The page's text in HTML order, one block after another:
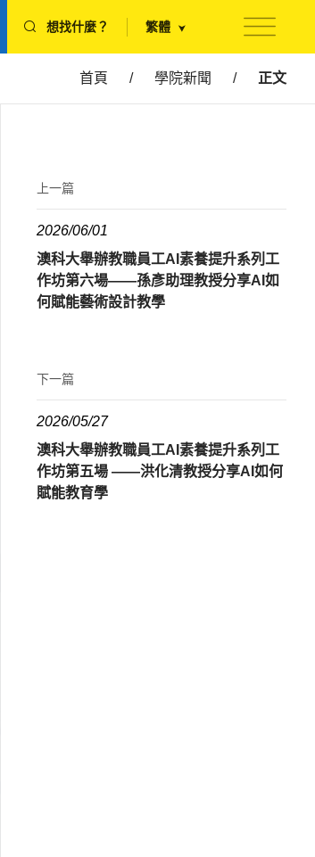
想找什麼？ 繁體
首頁 / 學院新聞 / 正文
上一篇
2026/06/01
澳科大舉辦教職員工AI素養提升系列工
作坊第六場——孫彥助理教授分享AI如
何賦能藝術設計教學
下一篇
2026/05/27
澳科大舉辦教職員工AI素養提升系列工
作坊第五場 ——洪化清教授分享AI如何
賦能教育學